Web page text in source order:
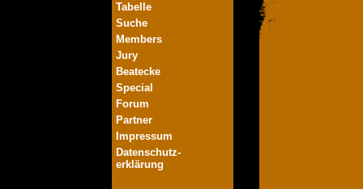
Tabelle
Suche
Members
Jury
Beatecke
Special
Forum
Partner
Impressum
Datenschutz-
erklärung